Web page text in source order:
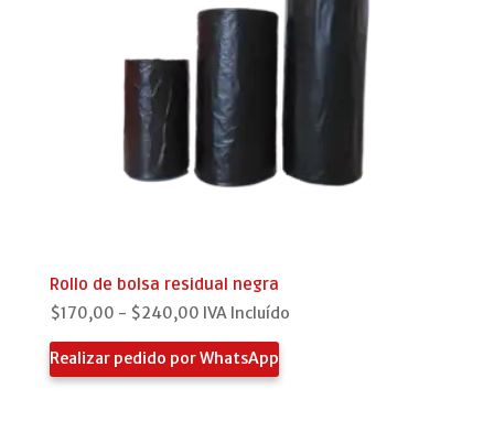
Rollo de bolsa residual negra
$170,00 - $240,00Rango
de
precios:
desde
IVA Incluído
Realizar pedido por WhatsApp